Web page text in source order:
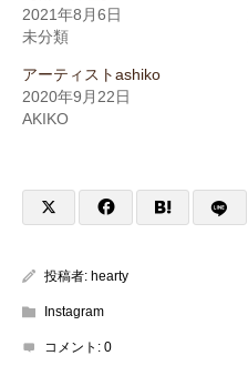
2021年8月6日
未分類
アーティストashiko
2020年9月22日
AKIKO
投稿者: hearty
Instagram
コメント: 0